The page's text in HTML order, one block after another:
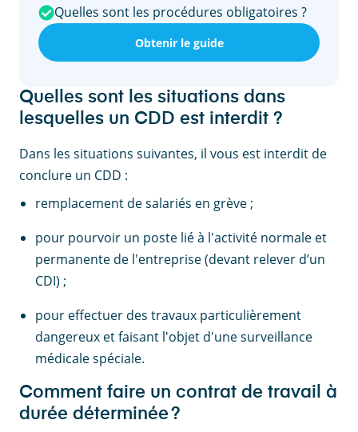
Quelles sont les procédures obligatoires ?
Obtenir le guide
Quelles sont les situations dans
lesquelles un CDD est interdit ?
Dans les situations suivantes, il vous est interdit de
conclure un CDD :
remplacement de salariés en grève ;
pour pourvoir un poste lié à l'activité normale et
permanente de l'entreprise (devant relever d’un
CDI) ;
pour effectuer des travaux particulièrement
dangereux et faisant l'objet d'une surveillance
médicale spéciale.
Comment faire un contrat de travail à
durée déterminée ?